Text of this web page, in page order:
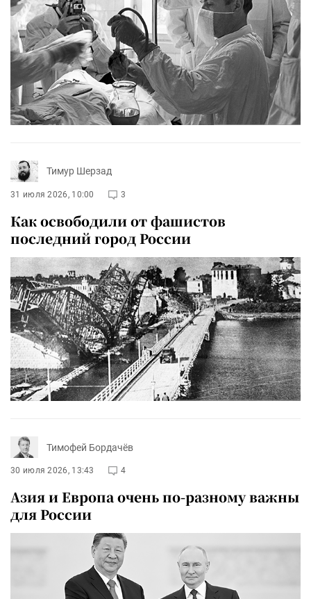
Тимур Шерзад
31 июля 2026, 10:00 3
Как освободили от фашистов
последний город России
Тимофей Бордачёв
30 июля 2026, 13:43 4
Азия и Европа очень по-разному важны
для России